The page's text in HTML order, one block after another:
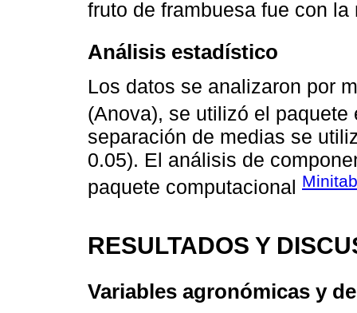
fruto de frambuesa fue con
Análisis estadístico
Los datos se analizaron por
(Anova), se utilizó el
separación de medias se
0.05). El análisis de
paquete computacional
RESULTADOS Y
Variables agronómicas y